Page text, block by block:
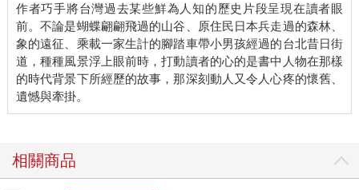
作者巧手將台灣過去某些鮮為人知的歷史片段呈現在讀者眼
前。不論是蝴蝶翩翩飛過的山谷、原住民日本兵走過的森林、
象的遠征、乘載一家生計的腳踏車帶小男孩經過的台北昔日街
道，種種風景浮上眼前時，打動讀者的心的是書中人物在那樣
的時代背景下所經歷的故事，那深刻動人又令人心疼的懷舊、
相關商品